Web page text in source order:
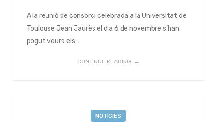
A la reunió de consorci celebrada a la Universitat de
Toulouse Jean Jaurès el dia 6 de novembre s’han
pogut veure els…
CONTINUE READING
NOTÍCIES